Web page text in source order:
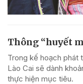
Thông “huyết
Trong kế hoạch phát
Lào Cai sẽ dành
thực hiện mục tiêu.